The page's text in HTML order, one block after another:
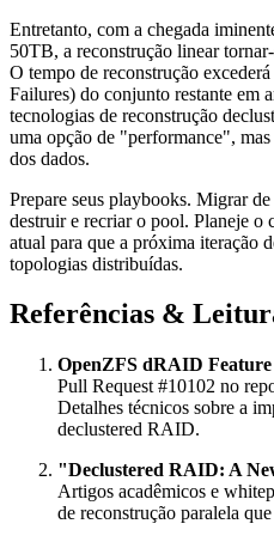
Entretanto, com a chegada
50TB, a reconstrução linear
O tempo de reconstrução
Failures) do conjunto restante em
tecnologias de reconstrução
uma opção de "performance",
dos dados.
Prepare seus playbooks. Migrar
destruir e recriar o pool. Planeje o
atual para que a próxima iteração
topologias distribuídas.
Referências &
OpenZFS dRAID
Pull Request #10102 no
Detalhes técnicos sobre a
declustered RAID.
"Declustered RAID: A
Artigos acadêmicos e
de reconstrução paralela